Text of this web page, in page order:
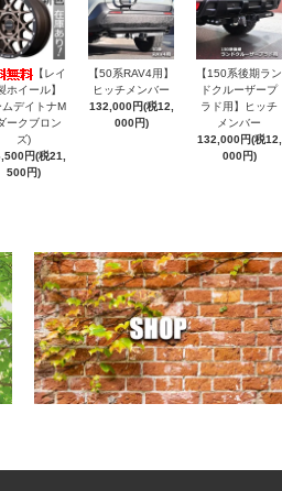
【レイ
ホイール】
デイトナM
ークブロン
ズ)
円(税21,
500円)
【50系RAV4用】
ヒッチメンバー
132,000円(税12,
000円)
【150系後期ラン
ドクルーザープ
ラド用】ヒッチ
メンバー
132,000円(税12,
000円)